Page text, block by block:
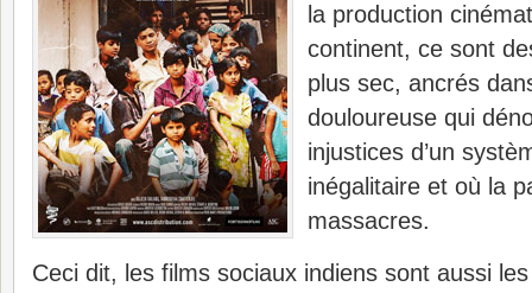
la production
continent, ce sont
plus sec, ancrés
douloureuse qui
injustices d’un
inégalitaire et où la
massacres.
Ceci dit, les films sociaux indiens sont aussi